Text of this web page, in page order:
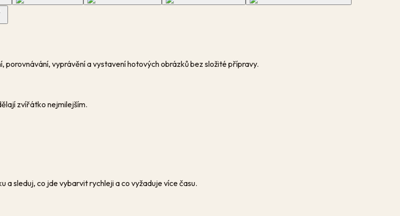
vyprávění a vystavení hotových obrázků bez složité přípravy.
zvířátko nejmilejším.
a sleduj, co jde vybarvit rychleji a co vyžaduje více času.